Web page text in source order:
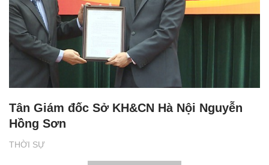
THỜI SỰ
Tân Giám đốc Sở KH&CN Hà Nội Nguyễn
Hồng Sơn